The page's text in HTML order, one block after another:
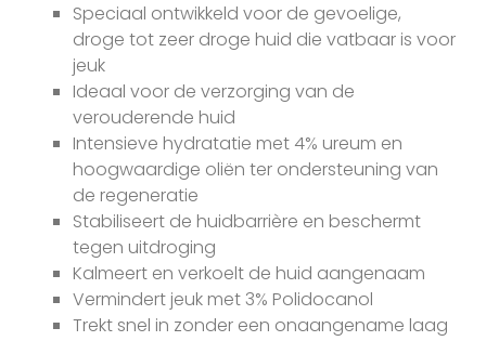
Speciaal ontwikkeld voor de gevoelige,
droge tot zeer droge huid die vatbaar is voor
jeuk
Ideaal voor de verzorging van de
verouderende huid
Intensieve hydratatie met 4% ureum en
hoogwaardige oliën ter ondersteuning van
de regeneratie
Stabiliseert de huidbarrière en beschermt
tegen uitdroging
Kalmeert en verkoelt de huid aangenaam
Vermindert jeuk met 3% Polidocanol
Trekt snel in zonder een onaangename laag